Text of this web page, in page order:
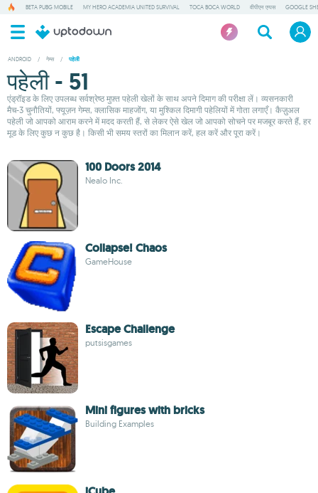
BETA PUBG MOBILE MY HERO ACADEMIA UNITED SURVIVAL TOCA BOCA WORLD वीपीएन एप्पस GOOGLE
ANDROID / गेम्स / पहेली
पहेली - 51
एंड्रॉइड के लिए उपलब्ध सर्वश्रेष्ठ मुफ़्त पहेली खेलों के साथ अपने दिमाग की परीक्षा लें। व्यसनकारी
मैच-3 चुनौतियों, फ्यूज़न गेम्स, क्लासिक माहजोंग, या मुश्किल दिमागी पहेलियों में गोता लगाएँ। कैज़ुअल
पहेली जो आपको आराम करने में मदद करती हैं, से लेकर ऐसे खेल जो आपको सोचने पर मजबूर करते हैं, हर
मूड के लिए कुछ न कुछ है। किसी भी समय स्तरों का मिलान करें, हल करें और पूरा करें।
100 Doors 2014
Nealo Inc.
Collapse! Chaos
GameHouse
Escape Challenge
putsisgames
Mini figures with bricks
Building Examples